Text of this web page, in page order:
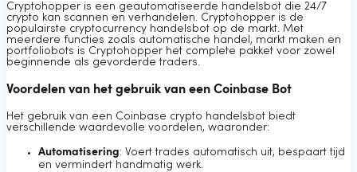
Cryptohopper is een geautomatiseerde handelsbot die 24/7
crypto kan scannen en verhandelen. Cryptohopper is de
populairste cryptocurrency handelsbot op de markt. Met
meerdere functies zoals automatische handel, markt maken en
portfoliobots is Cryptohopper het complete pakket voor zowel
beginnende als gevorderde traders.
Voordelen van het gebruik van een Coinbase Bot
Het gebruik van een Coinbase crypto handelsbot biedt
verschillende waardevolle voordelen, waaronder:
Automatisering: Voert trades automatisch uit, bespaart tijd
en vermindert handmatig werk.